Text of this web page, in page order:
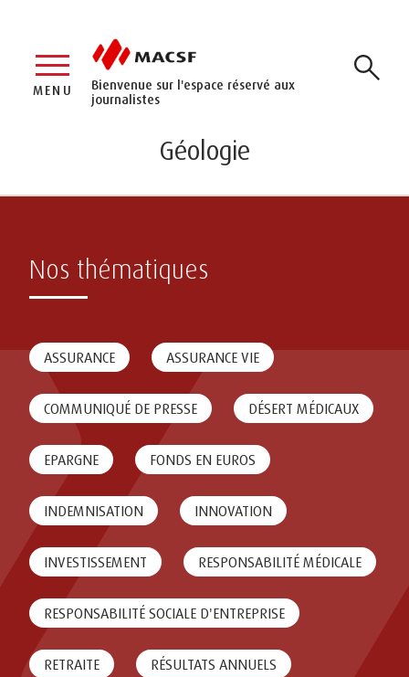
Bienvenue sur l'espace réservé aux
journalistes
MENU
Géologie
Nos thématiques
ASSURANCE ASSURANCE VIE
COMMUNIQUÉ DE PRESSE DÉSERT MÉDICAUX
EPARGNE FONDS EN EUROS
INDEMNISATION INNOVATION
INVESTISSEMENT RESPONSABILITÉ MÉDICALE
RESPONSABILITÉ SOCIALE D'ENTREPRISE
RETRAITE RÉSULTATS ANNUELS